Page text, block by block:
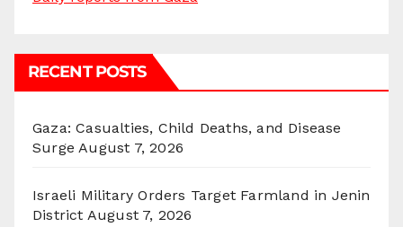
RECENT POSTS
Gaza: Casualties, Child Deaths, and Disease
Surge August 7, 2026
Israeli Military Orders Target Farmland in Jenin
District August 7, 2026